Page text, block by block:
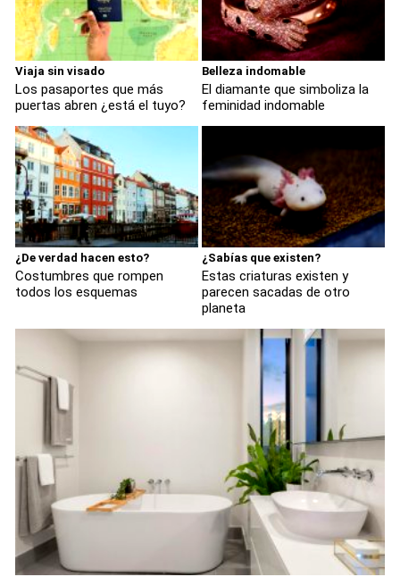
Viaja sin visado
Los pasaportes que más
puertas abren ¿está el tuyo?
Belleza indomable
El diamante que simboliza la
feminidad indomable
¿De verdad hacen esto?
Costumbres que rompen
todos los esquemas
¿Sabías que existen?
Estas criaturas existen y
parecen sacadas de otro
planeta